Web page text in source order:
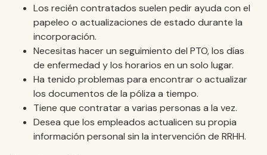
Los recién contratados suelen pedir ayuda con el
papeleo o actualizaciones de estado durante la
incorporación.
Necesitas hacer un seguimiento del PTO, los días
de enfermedad y los horarios en un solo lugar.
Ha tenido problemas para encontrar o actualizar
los documentos de la póliza a tiempo.
Tiene que contratar a varias personas a la vez.
Desea que los empleados actualicen su propia
información personal sin la intervención de RRHH.